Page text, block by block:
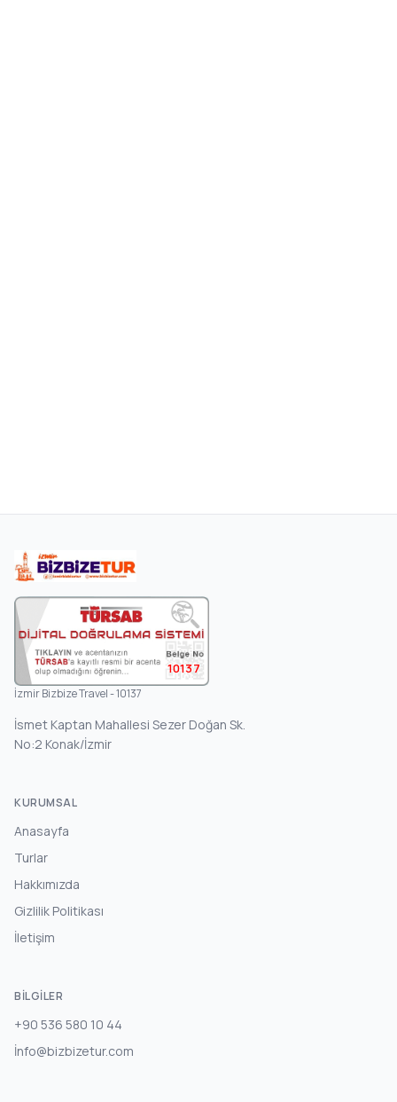
10137
İzmir Bizbize Travel - 10137
İsmet Kaptan Mahallesi Sezer Doğan Sk.
No:2 Konak/İzmir
KURUMSAL
Anasayfa
Turlar
Hakkımızda
Gizlilik Politikası
İletişim
BILGILER
+90 536 580 10 44
İnfo@bizbizetur.com